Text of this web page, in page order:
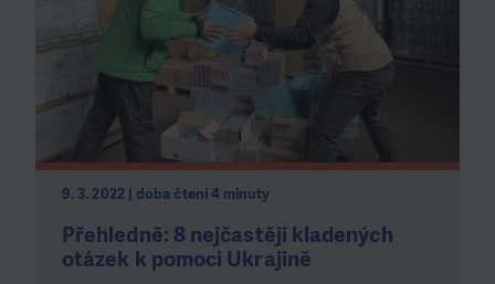
9. 3. 2022 | doba čtení 4 minuty
Přehledně: 8 nejčastěji kladených
otázek k pomoci Ukrajině